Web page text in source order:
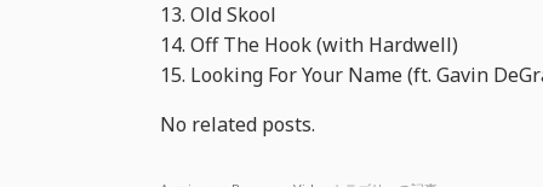
13. Old Skool
14. Off The Hook (with Hardwell)
15. Looking For Your Name (ft. Gavin
No related posts.